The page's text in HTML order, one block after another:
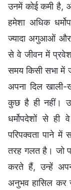
उनमें कोई कमी है,
हमेशा अधिक
ज्यादा अगुआओं और
से वे जीवन में
समय किसी सभा में
अपना दिल खाली-
कुछ है ही नहीं।
धर्मोपदेशों से
परिपक्वता पाने
तरह गलत है। जो
करते हैं, उन्हें
अनुभव हासिल कर